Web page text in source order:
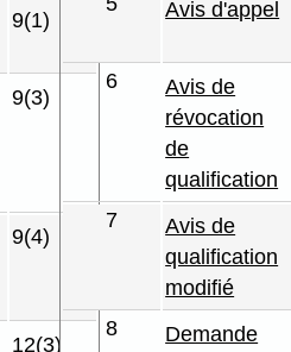
9(1)
9(3)
9(4)
12(3)
Avis d'appel
6
Avis de
révocation
de
qualification
7
Avis de
qualification
modifié
8
Demande